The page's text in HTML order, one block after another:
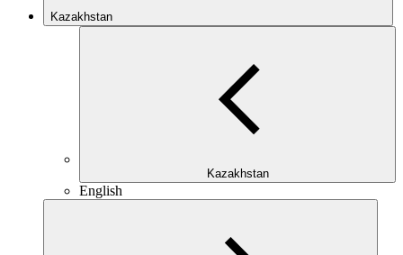
Kazakhstan
Kazakhstan
English